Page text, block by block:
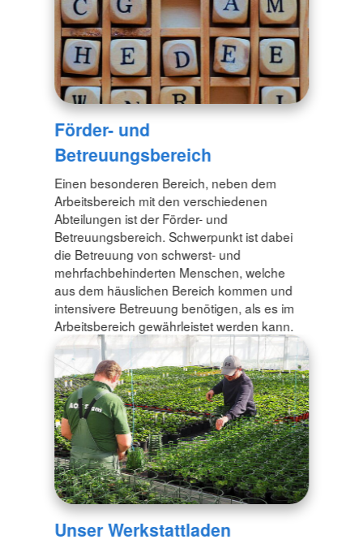
Förder- und
Betreuungsbereich
Einen besonderen Bereich, neben dem
Arbeitsbereich mit den verschiedenen
Abteilungen ist der Förder- und
Betreuungsbereich. Schwerpunkt ist dabei
die Betreuung von schwerst- und
mehrfachbehinderten Menschen, welche
aus dem häuslichen Bereich kommen und
intensivere Betreuung benötigen, als es im
Arbeitsbereich gewährleistet werden kann.
Unser Werkstattladen